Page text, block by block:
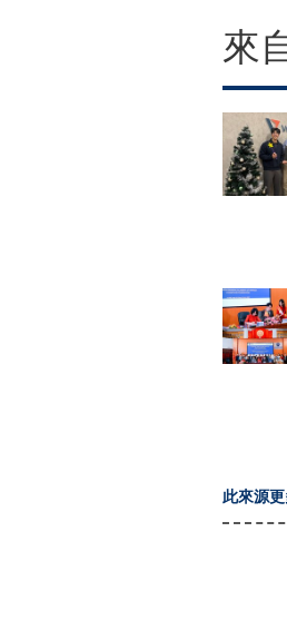
來
此來源